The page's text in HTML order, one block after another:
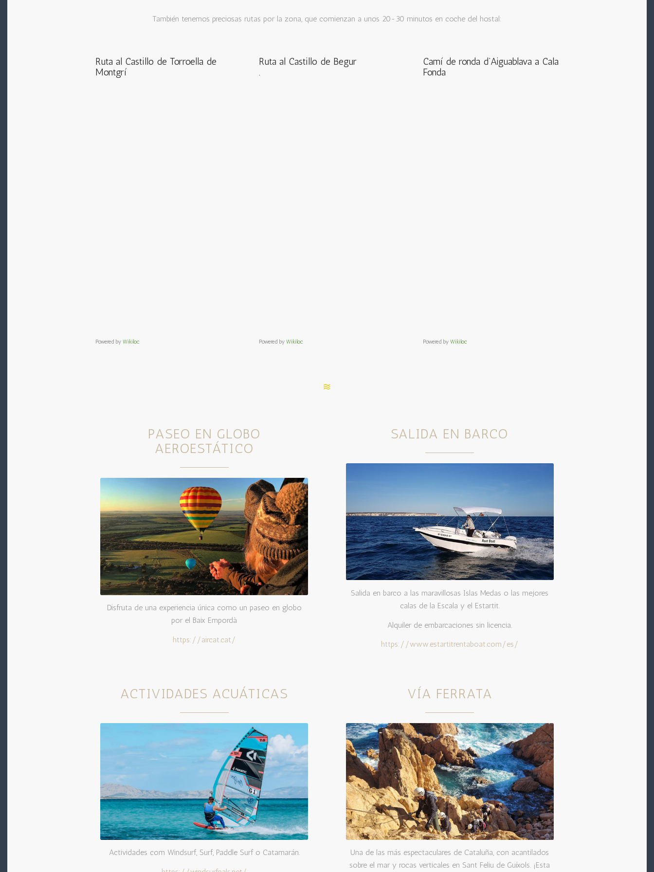
También tenemos preciosas rutas por la zona, que comienzan a unos 20-30 minutos en coche del hostal:
Ruta al Castillo de Torroella de
Montgrí
Powered byWikiloc
Ruta al Castillo de Begur
.
Powered byWikiloc
Camí de ronda d’Aiguablava a Cala
Fonda
Powered by Wikiloc
PASEO EN GLOBO
AEROESTÁTICO
Disfruta de una experiencia única como un paseo en globo
por el Baix Empordà
https://aircat.cat/
SALIDA EN BARCO
Salida en barco a las maravillosas Islas Medas o las mejores
calas de la Escala y el Estartit.
Alquiler de embarcaciones sin licencia.
https://www.estartitrentaboat.com/es/
ACTIVIDADES ACUÁTICAS
Actividades com Windsurf, Surf, Paddle Surf o Catamarán.
VÍA FERRATA
Una de las más espectaculares de Cataluña, con acantilados
sobre el mar y rocas verticales en Sant Feliu de Guíxols. ¡Esta